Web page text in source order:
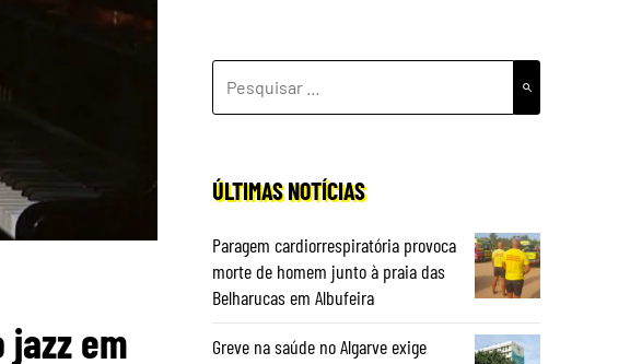
jazz em
POR:
ÚLTIMAS NOTÍCIAS
Paragem cardiorrespiratória provoca
morte de homem junto à praia das
Belharucas em Albufeira
Greve na saúde no Algarve exige